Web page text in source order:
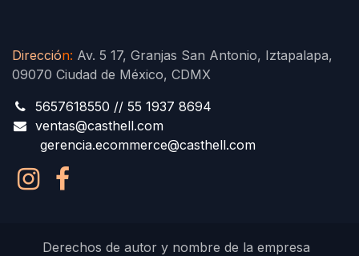
Dirección: Av. 5 17, Granjas San Antonio, Iztapalapa,
09070 Ciudad de México, CDMX
5657618550 // 55 1937 8694
ventas@casthell.com
gerencia.ecommerce@casthell.com
Derechos de autor y nombre de la empresa